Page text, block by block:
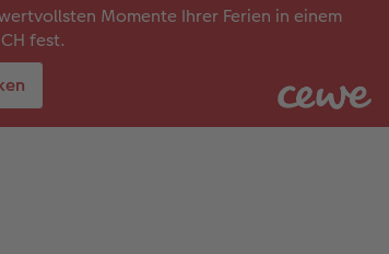
Momente Ihrer Ferien in einem
fest.